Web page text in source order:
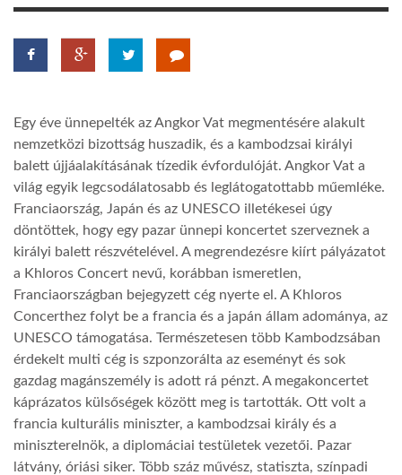
HÍR3D
GLOBOTV
AFRIKA TUDÁSTÁR
A NAP SZÉPE
LINKTR.EE
GLOBOZSARU
DOBRAVERO.HU
Egy éve ünnepelték az Angkor Vat megmentésére alakult
nemzetközi bizottság huszadik, és a kambodzsai királyi
balett újjáalakításának tízedik évfordulóját. Angkor Vat a
világ egyik legcsodálatosabb és leglátogatottabb műemléke.
Franciaország, Japán és az UNESCO illetékesei úgy
döntöttek, hogy egy pazar ünnepi koncertet szerveznek a
királyi balett részvételével. A megrendezésre kiírt pályázatot
a Khloros Concert nevű, korábban ismeretlen,
Franciaországban bejegyzett cég nyerte el. A Khloros
Concerthez folyt be a francia és a japán állam adománya, az
UNESCO támogatása. Természetesen több Kambodzsában
érdekelt multi cég is szponzorálta az eseményt és sok
gazdag magánszemély is adott rá pénzt. A megakoncertet
káprázatos külsőségek között meg is tartották. Ott volt a
francia kulturális miniszter, a kambodzsai király és a
miniszterelnök, a diplomáciai testületek vezetői. Pazar
látvány, óriási siker. Több száz művész, statiszta, színpadi